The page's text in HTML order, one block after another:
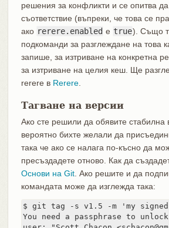
решения за конфликти и се опитва
съответствие (въпреки, че това се
ако rerere.enabled е true). Също
подкоманди за разглеждане на това
запише, за изтриване на конкретна
за изтриване на целия кеш. Ще
rerere в Rerere.
Тагване на версии
Ако сте решили да обявите стабилна
вероятно бихте желали да
така че ако се налага по-късно да
пресъздадете отново. Как да
Основи на Git. Ако решите и да
командата може да изглежда така:
$ git tag -s v1.5 -m 'my
You need a passphrase to